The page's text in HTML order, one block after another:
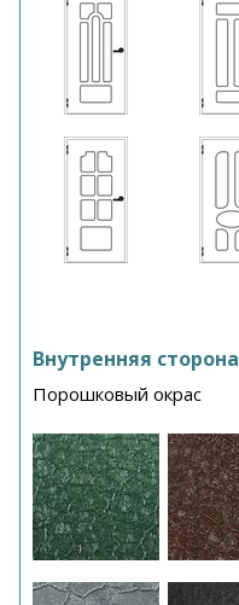
Внутренняя сторона
Порошковый окрас